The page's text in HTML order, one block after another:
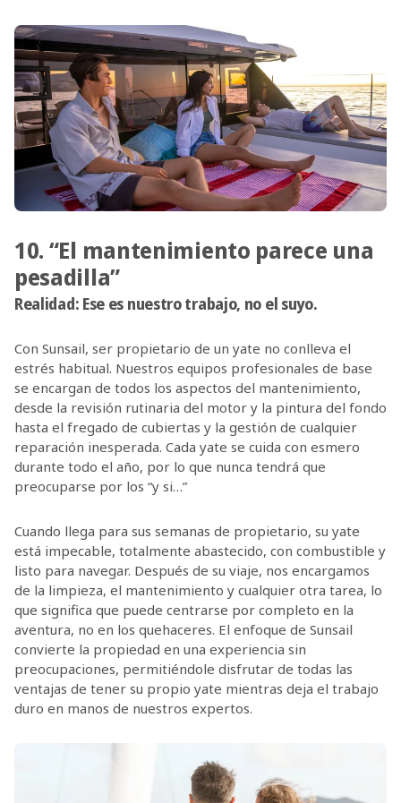
10. “El mantenimiento parece una
pesadilla”
Realidad: Ese es nuestro trabajo, no el suyo.
Con Sunsail, ser propietario de un yate no conlleva el
estrés habitual. Nuestros equipos profesionales de base
se encargan de todos los aspectos del mantenimiento,
desde la revisión rutinaria del motor y la pintura del fondo
hasta el fregado de cubiertas y la gestión de cualquier
reparación inesperada. Cada yate se cuida con esmero
durante todo el año, por lo que nunca tendrá que
preocuparse por los “y si…”
Cuando llega para sus semanas de propietario, su yate
está impecable, totalmente abastecido, con combustible y
listo para navegar. Después de su viaje, nos encargamos
de la limpieza, el mantenimiento y cualquier otra tarea, lo
que significa que puede centrarse por completo en la
aventura, no en los quehaceres. El enfoque de Sunsail
convierte la propiedad en una experiencia sin
preocupaciones, permitiéndole disfrutar de todas las
ventajas de tener su propio yate mientras deja el trabajo
duro en manos de nuestros expertos.